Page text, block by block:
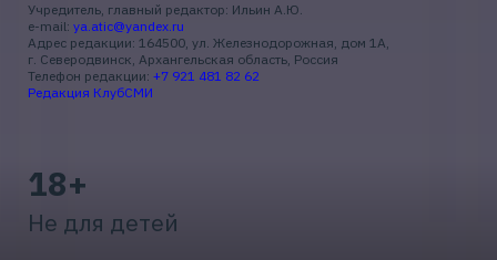
Учредитель, главный редактор: Ильин А.Ю.
e-mail: ya.atic@yandex.ru
Адрес редакции: 164500, ул. Железнодорожная, дом 1А,
г. Северодвинск, Архангельская область, Россия
Телефон редакции: +7 921 481 82 62
Редакция КлубСМИ
18+
Не для детей